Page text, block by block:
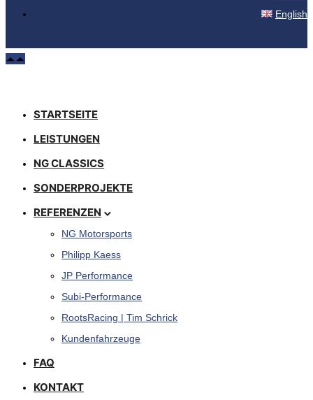
English
STARTSEITE
LEISTUNGEN
NG CLASSICS
SONDERPROJEKTE
REFERENZEN
NG Motorsports
Philipp Kaess
JP Performance
Subi-Performance
RootsRacing | Tim Schrick
Kundenfahrzeuge
FAQ
KONTAKT